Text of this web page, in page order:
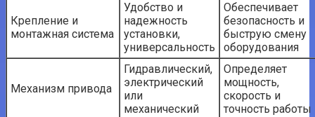
Крепление и
монтажная система
Удобство и
надежность
установки,
универсальность
Обеспечивает
безопасность и
быструю смену
оборудования
Механизм привода
Гидравлический,
электрический
или
механический
Определяет
мощность,
скорость и
точность работы